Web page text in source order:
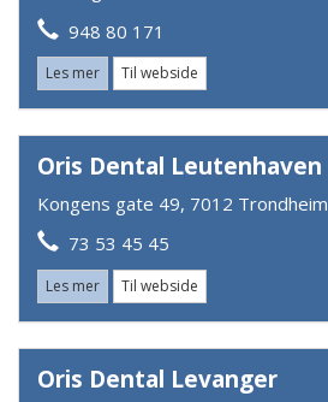
948 80 171
Les mer Til webside
Oris Dental Leutenhaven
Kongens gate 49, 7012 Trondheim
73 53 45 45
Les mer Til webside
Oris Dental Levanger